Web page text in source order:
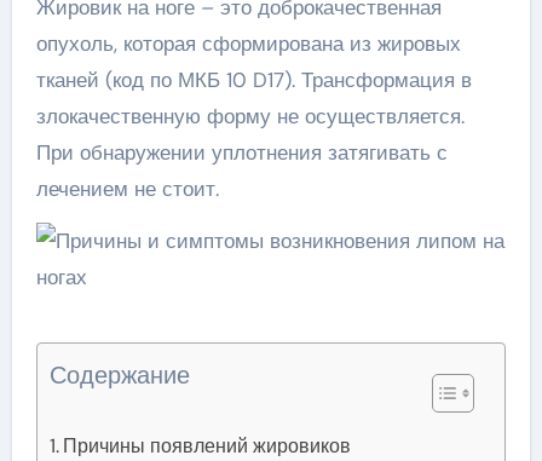
Жировик на ноге – это доброкачественная
опухоль, которая сформирована из жировых
тканей (код по МКБ 10 D17). Трансформация в
злокачественную форму не осуществляется.
При обнаружении уплотнения затягивать с
лечением не стоит.
Содержание
Причины появлений жировиков